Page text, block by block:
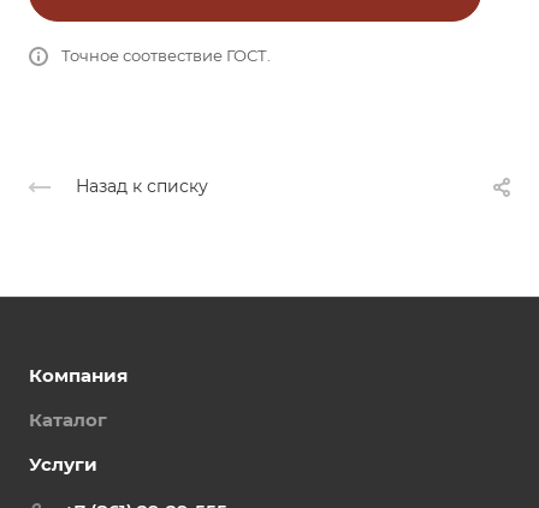
Точное соотвествие ГОСТ.
Назад к списку
Компания
Каталог
Услуги